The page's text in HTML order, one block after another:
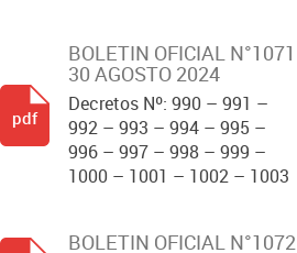
BOLETIN OFICIAL N°1071
30 AGOSTO 2024
Decretos Nº: 990 – 991 –
992 – 993 – 994 – 995 –
996 – 997 – 998 – 999 –
1000 – 1001 – 1002 – 1003
pdf
BOLETIN OFICIAL N°1072